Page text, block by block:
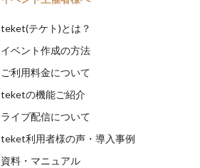
teket(テケト)とは？
イベント作成の方法
ご利用料金について
teketの機能ご紹介
ライブ配信について
teket利用者様の声・導入事例
資料・マニュアル